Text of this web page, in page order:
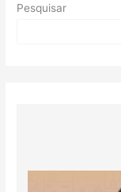
Pesquisar